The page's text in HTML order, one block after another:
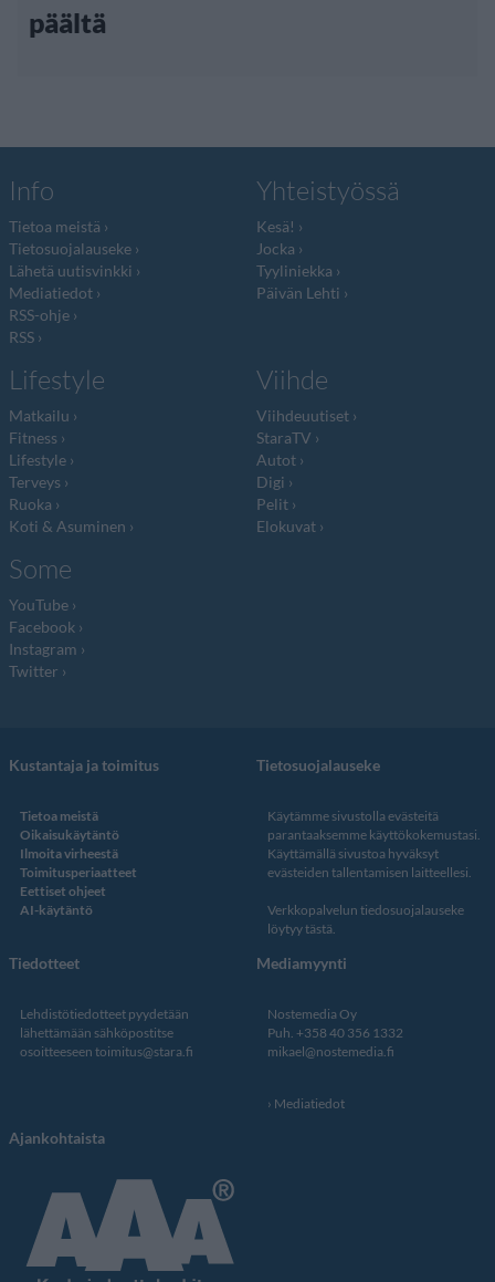
päältä
Info
Tietoa meistä
Tietosuojalauseke
Lähetä uutisvinkki
Mediatiedot
RSS-ohje
RSS
Yhteistyössä
Kesä!
Jocka
Tyyliniekka
Päivän Lehti
Lifestyle
Matkailu
Fitness
Lifestyle
Terveys
Ruoka
Koti & Asuminen
Viihde
Viihdeuutiset
StaraTV
Autot
Digi
Pelit
Elokuvat
Some
YouTube
Facebook
Instagram
Twitter
Kustantaja ja toimitus
Tietoa meistä
Oikaisukäytäntö
Ilmoita virheestä
Toimitusperiaatteet
Eettiset ohjeet
AI-käytäntö
Tietosuojalauseke
Käytämme sivustolla evästeitä
parantaaksemme käyttökokemustasi.
Käyttämällä sivustoa hyväksyt
evästeiden tallentamisen laitteellesi.
Verkkopalvelun tiedosuojalauseke
löytyy tästä
Tiedotteet
Lehdistötiedotteet pyydetään
lähettämään sähköpostitse
osoitteeseen toimitus@stara.fi
Mediamyynti
Nostemedia Oy
Puh. +358 40 356 1332
mikael@nostemedia.fi
Mediatiedot
Ajankohtaista